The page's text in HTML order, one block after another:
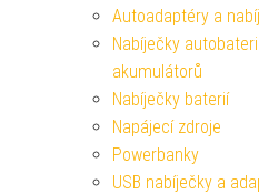
Autoadaptéry a
Nabíječky
akumulátorů
Nabíječky baterií
Napájecí zdroje
Powerbanky
USB nabíječky a